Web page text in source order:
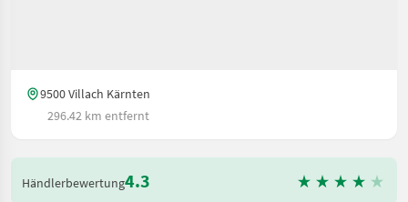
9500 Villach Kärnten
296.42 km entfernt
Händlerbewertung4.3